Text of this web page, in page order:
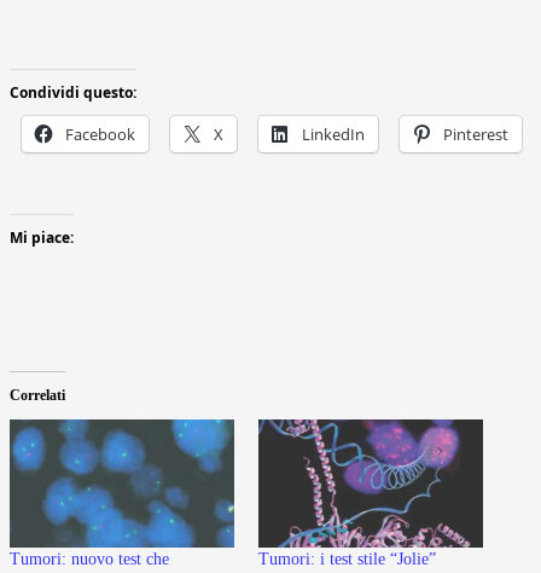
Condividi questo:
Facebook X LinkedIn Pinterest
Mi piace:
Correlati
Tumori: nuovo test che
Tumori: i test stile “Jolie”